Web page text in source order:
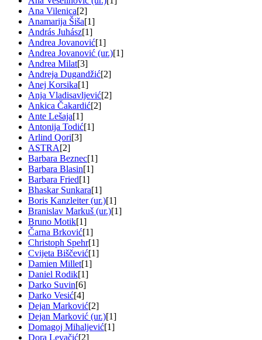
Ana Vilenica[2]
Anamarija Šiša[1]
András Juhász[1]
Andrea Jovanović[1]
Andrea Jovanović (ur.)[1]
Andrea Milat[3]
Andreja Dugandžić[2]
Anej Korsika[1]
Anja Vladisavljević[2]
Ankica Čakardić[2]
Ante Lešaja[1]
Antonija Todić[1]
Arlind Qori[3]
ASTRA[2]
Barbara Beznec[1]
Barbara Blasin[1]
Barbara Fried[1]
Bhaskar Sunkara[1]
Boris Kanzleiter (ur.)[1]
Branislav Markuš (ur.)[1]
Bruno Motik[1]
Čarna Brković[1]
Christoph Spehr[1]
Cvijeta Biščević[1]
Damien Millet[1]
Daniel Rodik[1]
Darko Suvin[6]
Darko Vesić[4]
Dejan Marković[2]
Dejan Marković (ur.)[1]
Domagoj Mihaljević[1]
Dora Levačić[2]